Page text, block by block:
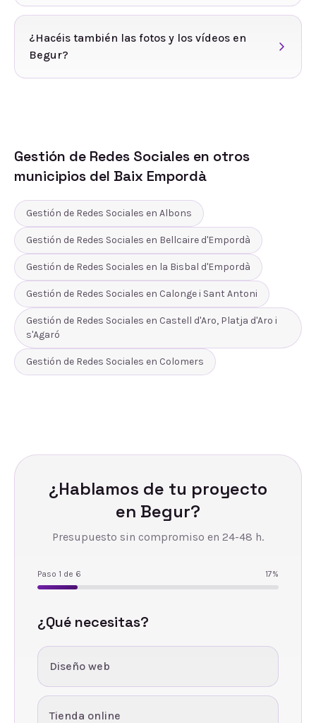
¿Hacéis también las fotos y los vídeos en
Begur?
Gestión de Redes Sociales en otros
municipios del Baix Empordà
Gestión de Redes Sociales en Albons
Gestión de Redes Sociales en Bellcaire d'Empordà
Gestión de Redes Sociales en la Bisbal d'Empordà
Gestión de Redes Sociales en Calonge i Sant Antoni
Gestión de Redes Sociales en Castell d'Aro, Platja d'Aro i
s'Agaró
Gestión de Redes Sociales en Colomers
¿Hablamos de tu proyecto
en Begur?
Presupuesto sin compromiso en 24-48 h.
Paso 1 de 6 17%
¿Qué necesitas?
Diseño web
Tienda online